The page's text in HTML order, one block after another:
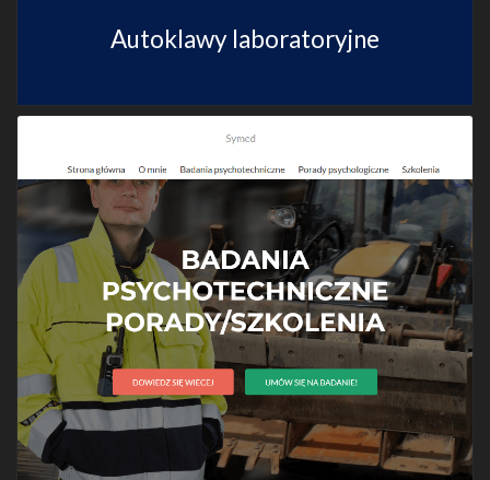
Autoklawy laboratoryjne